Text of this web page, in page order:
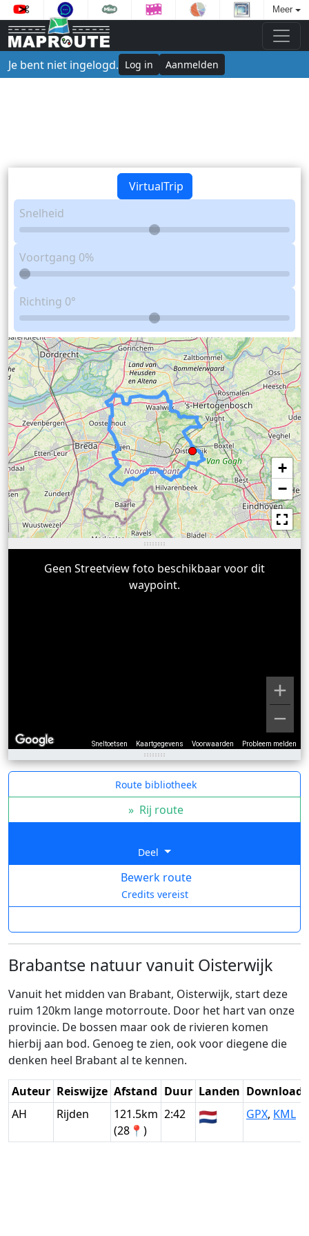
Meer
Je bent niet ingelogd. Log in Aanmelden
VirtualTrip
Snelheid
Voortgang 0%
Richting 0°
+
−
Sneltoetsen Kaartgegevens Voorwaarden Probleem melden
Geen Streetview foto beschikbaar voor dit
waypoint.
Route bibliotheek
» Rij route
Deel
Bewerk route
Credits vereist
Brabantse natuur vanuit Oisterwijk
Vanuit het midden van Brabant, Oisterwijk, start deze
ruim 120km lange motorroute. Door het hart van onze
provincie. De bossen maar ook de rivieren komen
hierbij aan bod. Genoeg te zien, ook voor diegene die
denken heel Brabant al te kennen.
Auteur Reiswijze Afstand Duur Landen Download
AH
Rijden
121.5km
(28📍)
2:42 🇳🇱 GPX, KML